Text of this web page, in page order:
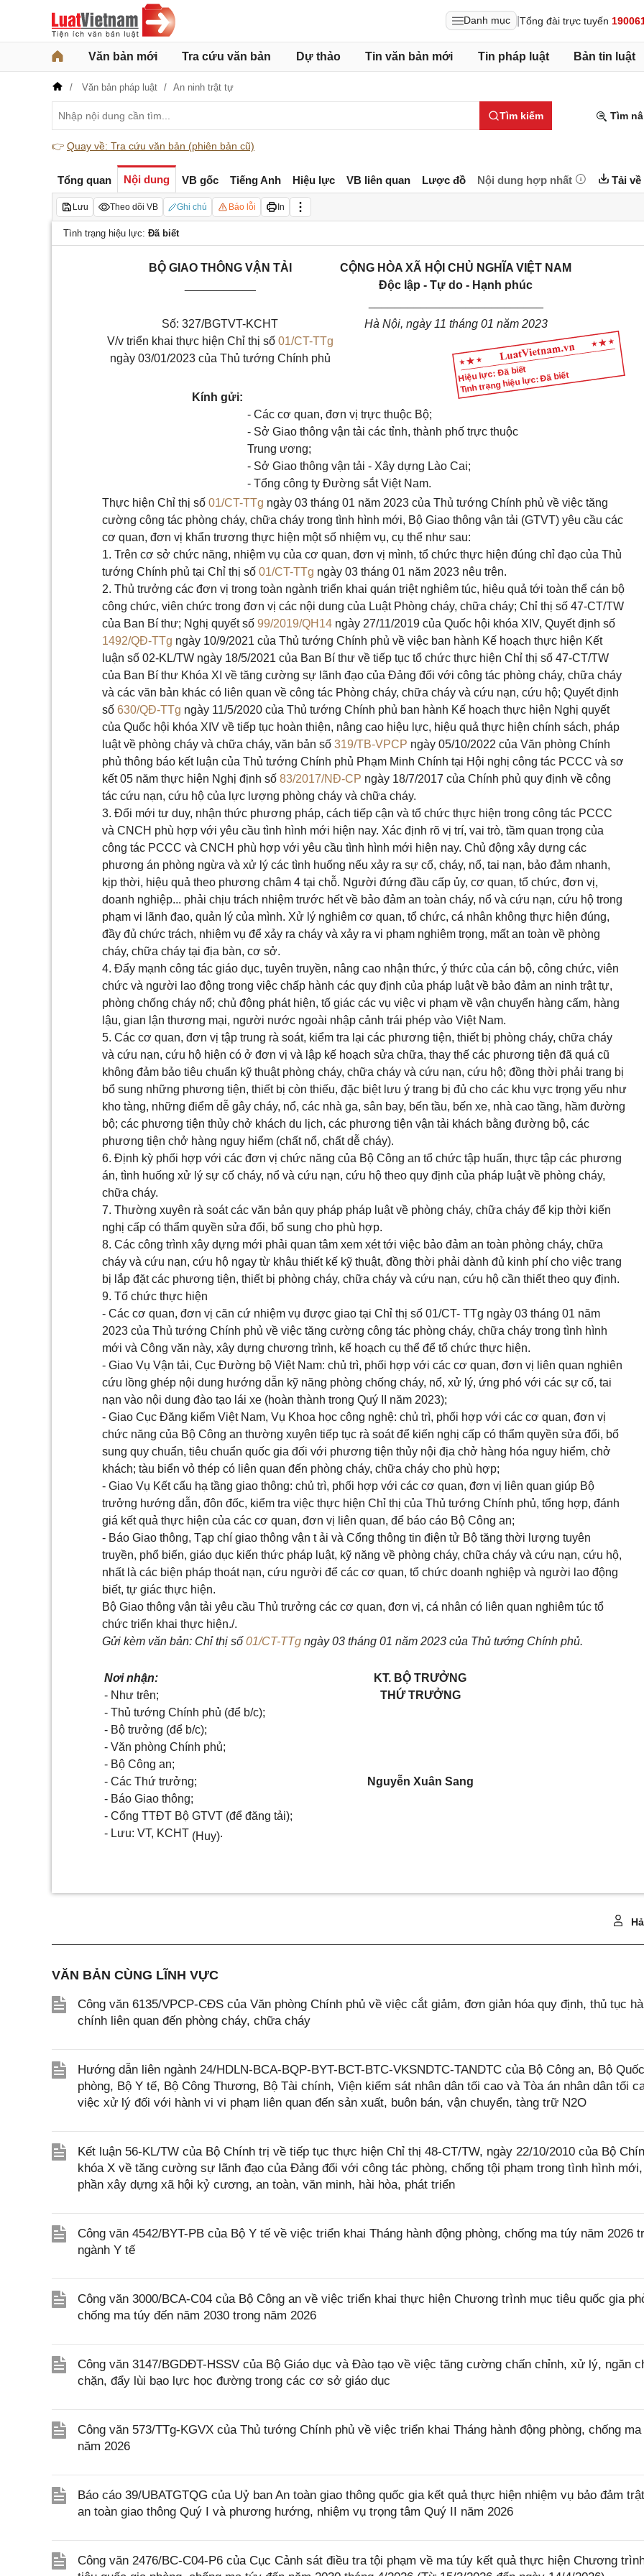
Danh mục Tổng đài trực tuyến
Văn bản mới Tra cứu văn bản Dự thảo Tin văn bản mới Tin pháp luật Bản tin luật
Văn bản pháp luật An ninh trật tự
Tìm kiếm Tìm
👉 Quay về: Tra cứu văn bản (phiên bản cũ)
Tổng quan Nội dung VB gốc Tiếng Anh Hiệu lực VB liên quan Lược đồ Nội dung hợp nhất Tải về
Lưu Theo dõi VB Ghi chú Báo lỗi In
Tình trạng hiệu lực: Đã biết
Hiệu lực: Đã biết
Tình trạng hiệu lực: Đã biết
BỘ GIAO THÔNG VẬN TẢI
CỘNG HÒA XÃ HỘI CHỦ NGHĨA VIỆT NAM
Độc lập - Tự do - Hạnh phúc
Số: 327/BGTVT-KCHT
V/v triển khai thực hiện Chỉ thị số 01/CT-TTg
ngày 03/01/2023 của Thủ tướng Chính phủ
Hà Nội, ngày 11 tháng 01 năm 2023
Kính gửi:
- Các cơ quan, đơn vị trực thuộc Bộ;
- Sở Giao thông vận tải các tỉnh, thành phố trực thuộc
Trung ương;
- Sở Giao thông vận tải - Xây dựng Lào Cai;
- Tổng công ty Đường sắt Việt Nam.
Thực hiện Chỉ thị số 01/CT-TTg ngày 03 tháng 01 năm 2023 của Thủ tướng Chính phủ về việc tăng
cường công tác phòng cháy, chữa cháy trong tình hình mới, Bộ Giao thông vận tải (GTVT) yêu cầu các
cơ quan, đơn vị khẩn trương thực hiện một số nhiệm vụ, cụ thể như sau:
1. Trên cơ sở chức năng, nhiệm vụ của cơ quan, đơn vị mình, tổ chức thực hiện đúng chỉ đạo của Thủ
tướng Chính phủ tại Chỉ thị số 01/CT-TTg ngày 03 tháng 01 năm 2023 nêu trên.
2. Thủ trưởng các đơn vị trong toàn ngành triển khai quán triệt nghiêm túc, hiệu quả tới toàn thể cán bộ
công chức, viên chức trong đơn vị các nội dung của Luật Phòng cháy, chữa cháy; Chỉ thị số 47-CT/TW
của Ban Bí thư; Nghị quyết số 99/2019/QH14 ngày 27/11/2019 của Quốc hội khóa XIV, Quyết định số
1492/QĐ-TTg ngày 10/9/2021 của Thủ tướng Chính phủ về việc ban hành Kế hoạch thực hiện Kết
luận số 02-KL/TW ngày 18/5/2021 của Ban Bí thư về tiếp tục tổ chức thực hiện Chỉ thị số 47-CT/TW
của Ban Bí thư Khóa XI về tăng cường sự lãnh đạo của Đảng đối với công tác phòng cháy, chữa cháy
và các văn bản khác có liên quan về công tác Phòng cháy, chữa cháy và cứu nạn, cứu hộ; Quyết định
số 630/QĐ-TTg ngày 11/5/2020 của Thủ tướng Chính phủ ban hành Kế hoạch thực hiện Nghị quyết
của Quốc hội khóa XIV về tiếp tục hoàn thiện, nâng cao hiệu lực, hiệu quả thực hiện chính sách, pháp
luật về phòng cháy và chữa cháy, văn bản số 319/TB-VPCP ngày 05/10/2022 của Văn phòng Chính
phủ thông báo kết luận của Thủ tướng Chính phủ Phạm Minh Chính tại Hội nghị công tác PCCC và sơ
kết 05 năm thực hiện Nghị định số 83/2017/NĐ-CP ngày 18/7/2017 của Chính phủ quy định về công
tác cứu nạn, cứu hộ của lực lượng phòng cháy và chữa cháy.
3. Đổi mới tư duy, nhận thức phương pháp, cách tiếp cận và tổ chức thực hiện trong công tác PCCC
và CNCH phù hợp với yêu cầu tình hình mới hiện nay. Xác định rõ vị trí, vai trò, tầm quan trọng của
công tác PCCC và CNCH phù hợp với yêu cầu tình hình mới hiện nay. Chủ động xây dựng các
phương án phòng ngừa và xử lý các tình huống nếu xảy ra sự cố, cháy, nổ, tai nạn, bảo đảm nhanh,
kịp thời, hiệu quả theo phương châm 4 tại chỗ. Người đứng đầu cấp ủy, cơ quan, tổ chức, đơn vị,
doanh nghiệp... phải chịu trách nhiệm trước hết về bảo đảm an toàn cháy, nổ và cứu nạn, cứu hộ trong
phạm vi lãnh đạo, quản lý của mình. Xử lý nghiêm cơ quan, tổ chức, cá nhân không thực hiện đúng,
đầy đủ chức trách, nhiệm vụ để xảy ra cháy và xảy ra vi phạm nghiêm trọng, mất an toàn về phòng
cháy, chữa cháy tại địa bàn, cơ sở.
4. Đẩy mạnh công tác giáo dục, tuyên truyền, nâng cao nhận thức, ý thức của cán bộ, công chức, viên
chức và người lao động trong việc chấp hành các quy định của pháp luật về bảo đảm an ninh trật tự,
phòng chống cháy nổ; chủ động phát hiện, tố giác các vụ việc vi phạm về vận chuyển hàng cấm, hàng
lậu, gian lận thương mại, người nước ngoài nhập cảnh trái phép vào Việt Nam.
5. Các cơ quan, đơn vị tập trung rà soát, kiểm tra lại các phương tiện, thiết bị phòng cháy, chữa cháy
và cứu nạn, cứu hộ hiện có ở đơn vị và lập kế hoạch sửa chữa, thay thế các phương tiện đã quá cũ
không đảm bảo tiêu chuẩn kỹ thuật phòng cháy, chữa cháy và cứu nạn, cứu hộ; đồng thời phải trang bị
bổ sung những phương tiện, thiết bị còn thiếu, đặc biệt lưu ý trang bị đủ cho các khu vực trọng yếu như
kho tàng, những điểm dễ gây cháy, nổ, các nhà ga, sân bay, bến tầu, bến xe, nhà cao tầng, hầm đường
bộ; các phương tiện thủy chở khách du lịch, các phương tiện vận tải khách bằng đường bộ, các
phương tiện chở hàng nguy hiểm (chất nổ, chất dễ cháy).
6. Định kỳ phối hợp với các đơn vị chức năng của Bộ Công an tổ chức tập huấn, thực tập các phương
án, tình huống xử lý sự cố cháy, nổ và cứu nạn, cứu hộ theo quy định của pháp luật về phòng cháy,
chữa cháy.
7. Thường xuyên rà soát các văn bản quy pháp pháp luật về phòng cháy, chữa cháy để kịp thời kiến
nghị cấp có thẩm quyền sửa đổi, bổ sung cho phù hợp.
8. Các công trình xây dựng mới phải quan tâm xem xét tới việc bảo đảm an toàn phòng cháy, chữa
cháy và cứu nạn, cứu hộ ngay từ khâu thiết kế kỹ thuật, đồng thời phải dành đủ kinh phí cho việc trang
bị lắp đặt các phương tiện, thiết bị phòng cháy, chữa cháy và cứu nạn, cứu hộ cần thiết theo quy định.
9. Tổ chức thực hiện
- Các cơ quan, đơn vị căn cứ nhiệm vụ được giao tại Chỉ thị số 01/CT- TTg ngày 03 tháng 01 năm
2023 của Thủ tướng Chính phủ về việc tăng cường công tác phòng cháy, chữa cháy trong tình hình
mới và Công văn này, xây dựng chương trình, kế hoạch cụ thể để tổ chức thực hiện.
- Giao Vụ Vận tải, Cục Đường bộ Việt Nam: chủ trì, phối hợp với các cơ quan, đơn vị liên quan nghiên
cứu lồng ghép nội dung hướng dẫn kỹ năng phòng chống cháy, nổ, xử lý, ứng phó với các sự cố, tai
nạn vào nội dung đào tạo lái xe (hoàn thành trong Quý II năm 2023);
- Giao Cục Đăng kiểm Việt Nam, Vụ Khoa học công nghệ: chủ trì, phối hợp với các cơ quan, đơn vị
chức năng của Bộ Công an thường xuyên tiếp tục rà soát để kiến nghị cấp có thẩm quyền sửa đổi, bổ
sung quy chuẩn, tiêu chuẩn quốc gia đối với phương tiện thủy nội địa chở hàng hóa nguy hiểm, chở
khách; tàu biển vỏ thép có liên quan đến phòng cháy, chữa cháy cho phù hợp;
- Giao Vụ Kết cấu hạ tầng giao thông: chủ trì, phối hợp với các cơ quan, đơn vị liên quan giúp Bộ
trưởng hướng dẫn, đôn đốc, kiểm tra việc thực hiện Chỉ thị của Thủ tướng Chính phủ, tổng hợp, đánh
giá kết quả thực hiện của các cơ quan, đơn vị liên quan, để báo cáo Bộ Công an;
- Báo Giao thông, Tạp chí giao thông vận t ải và Cổng thông tin điện tử Bộ tăng thời lượng tuyên
truyền, phổ biến, giáo dục kiến thức pháp luật, kỹ năng về phòng cháy, chữa cháy và cứu nạn, cứu hộ,
nhất là các biện pháp thoát nạn, cứu người để các cơ quan, tổ chức doanh nghiệp và người lao động
biết, tự giác thực hiện.
Bộ Giao thông vận tải yêu cầu Thủ trưởng các cơ quan, đơn vị, cá nhân có liên quan nghiêm túc tổ
chức triển khai thực hiện./.
Gửi kèm văn bản: Chỉ thị số 01/CT-TTg ngày 03 tháng 01 năm 2023 của Thủ tướng Chính phủ.
Nơi nhận:
- Như trên;
- Thủ tướng Chính phủ (để b/c);
- Bộ trưởng (để b/c);
- Văn phòng Chính phủ;
- Bộ Công an;
- Các Thứ trưởng;
- Báo Giao thông;
- Cổng TTĐT Bộ GTVT (để đăng tải);
- Lưu: VT, KCHT (Huy).
KT. BỘ TRƯỞNG
THỨ TRƯỞNG
Nguyễn Xuân Sang
VĂN BẢN CÙNG LĨNH VỰC
Công văn 6135/VPCP-CĐS của Văn phòng Chính phủ về việc cắt giảm, đơn giản hóa quy định, thủ tục
chính liên quan đến phòng cháy, chữa cháy
Hướng dẫn liên ngành 24/HDLN-BCA-BQP-BYT-BCT-BTC-VKSNDTC-TANDTC của Bộ Công an, Bộ Quốc
phòng, Bộ Y tế, Bộ Công Thương, Bộ Tài chính, Viện kiểm sát nhân dân tối cao và Tòa án nhân dân tối
việc xử lý đối với hành vi vi phạm liên quan đến sản xuất, buôn bán, vận chuyển, tàng trữ N2O
Kết luận 56-KL/TW của Bộ Chính trị về tiếp tục thực hiện Chỉ thị 48-CT/TW, ngày 22/10/2010 của Bộ
khóa X về tăng cường sự lãnh đạo của Đảng đối với công tác phòng, chống tội phạm trong tình hình
phần xây dựng xã hội kỷ cương, an toàn, văn minh, hài hòa, phát triển
Công văn 4542/BYT-PB của Bộ Y tế về việc triển khai Tháng hành động phòng, chống ma túy năm 2026
ngành Y tế
Công văn 3000/BCA-C04 của Bộ Công an về việc triển khai thực hiện Chương trình mục tiêu quốc gia
chống ma túy đến năm 2030 trong năm 2026
Công văn 3147/BGDĐT-HSSV của Bộ Giáo dục và Đào tạo về việc tăng cường chấn chỉnh, xử lý, ngăn
chặn, đẩy lùi bạo lực học đường trong các cơ sở giáo dục
Công văn 573/TTg-KGVX của Thủ tướng Chính phủ về việc triển khai Tháng hành động phòng, chống
năm 2026
Báo cáo 39/UBATGTQG của Uỷ ban An toàn giao thông quốc gia kết quả thực hiện nhiệm vụ bảo đảm
an toàn giao thông Quý I và phương hướng, nhiệm vụ trọng tâm Quý II năm 2026
Công văn 2476/BC-C04-P6 của Cục Cảnh sát điều tra tội phạm về ma túy kết quả thực hiện Chương